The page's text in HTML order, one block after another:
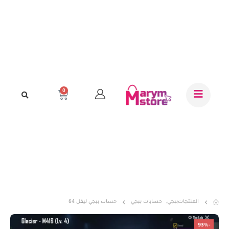
0
المنتجاتببجي, حسابات ببجي حساب ببجي ليفل 64
-93%